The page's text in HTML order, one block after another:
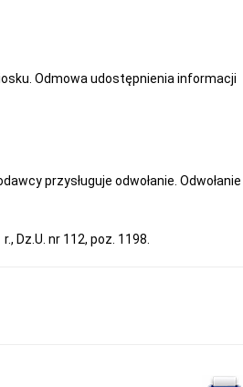
Odmowa udostępnienia informacji
przysługuje odwołanie. Odwołanie
Dz.U. nr 112, poz. 1198.